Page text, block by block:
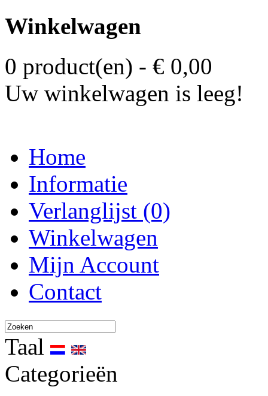
Winkelwagen
0 product(en) - € 0,00
Uw winkelwagen is leeg!
Home
Informatie
Verlanglijst (0)
Winkelwagen
Mijn Account
Contact
Taal
Categorieën